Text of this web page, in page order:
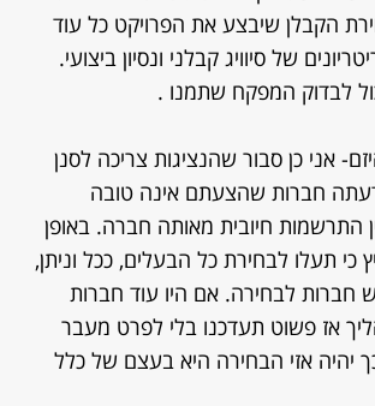
הקבלן שיבצע את הפרויקט כל עוד
של סיוויג קבלני ונסיון ביצועי.
לבדוק המפקח שתמנו .
אני כן סבור שהנציגות צריכה לסנן
חברות שהצעתם אינה טובה
התרשמות חיובית מאותה חברה. באופן
כי תעלו לבחירת כל הבעלים, ככל וניתן,
חברות לבחירה. אם היו עוד חברות
אז פשוט תעדכנו בלי לפרט מעבר
יהיה אזי הבחירה היא בעצם של כלל